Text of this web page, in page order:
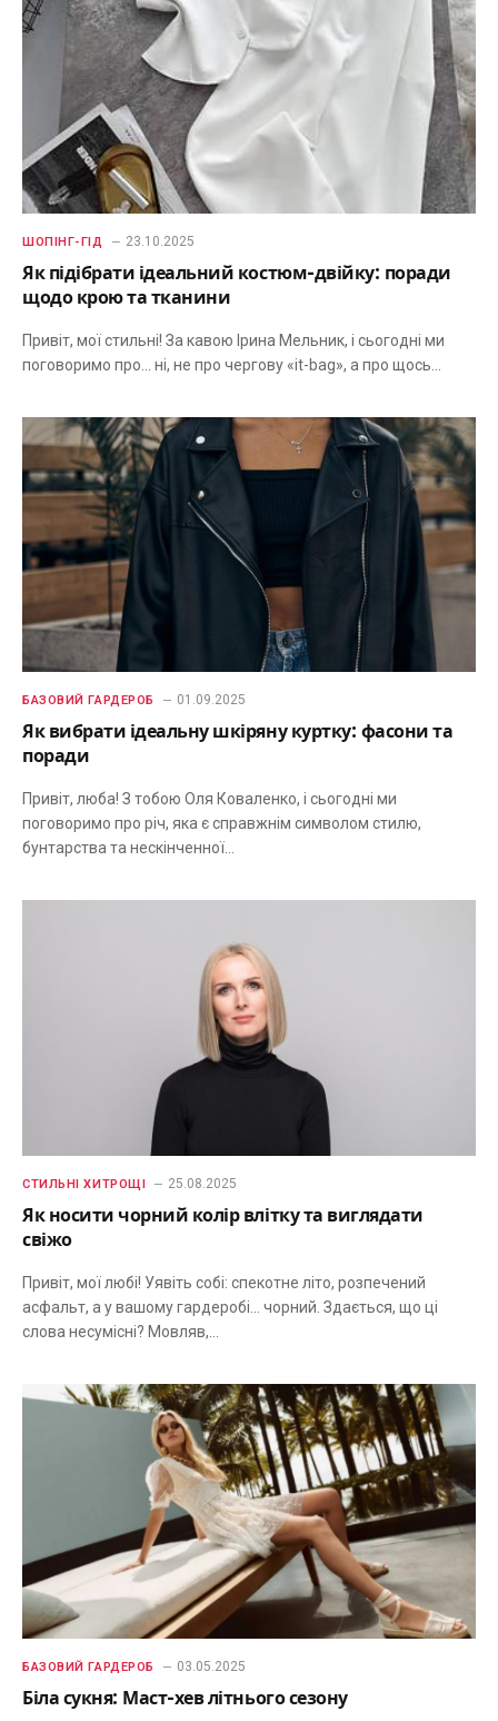
ШОПІНГ-ГІД 23.10.2025
Як підібрати ідеальний костюм-двійку: поради
щодо крою та тканини
Привіт, мої стильні! За кавою Ірина Мельник, і сьогодні ми
поговоримо про… ні, не про чергову «it-bag», а про щось…
БАЗОВИЙ ГАРДЕРОБ 01.09.2025
Як вибрати ідеальну шкіряну куртку: фасони та
поради
Привіт, люба! З тобою Оля Коваленко, і сьогодні ми
поговоримо про річ, яка є справжнім символом стилю,
бунтарства та нескінченної…
СТИЛЬНІ ХИТРОЩІ 25.08.2025
Як носити чорний колір влітку та виглядати
свіжо
Привіт, мої любі! Уявіть собі: спекотне літо, розпечений
асфальт, а у вашому гардеробі… чорний. Здається, що ці
слова несумісні? Мовляв,…
БАЗОВИЙ ГАРДЕРОБ 03.05.2025
Біла сукня: Маст-хев літнього сезону